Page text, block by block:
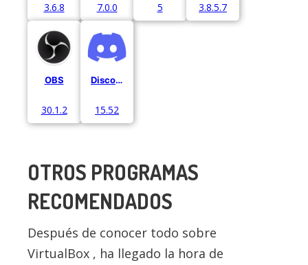
3.6.8 7.0.0 5 3.8.5.7
OBS
30.1.2
Discord
15.52
OTROS PROGRAMAS
RECOMENDADOS
Después de conocer todo sobre
VirtualBox , ha llegado la hora de